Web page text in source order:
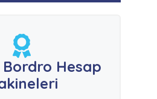
Bordro Hesap